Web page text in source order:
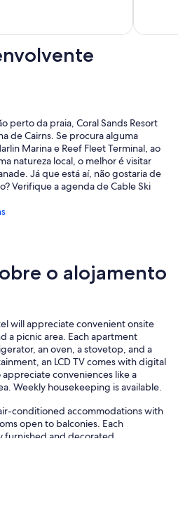
perto da praia, Coral Sands Resort
de Cairns. Se procura alguma
Marina e Reef Fleet Terminal, ao
natureza local, o melhor é visitar
Já que está aí, não gostaria de
Verifique a agenda de Cable Ski
o alojamento
will appreciate convenient onsite
a picnic area. Each apartment
an oven, a stovetop, and a
an LCD TV comes with digital
conveniences like a
Weekly housekeeping is available.
conditioned accommodations with
open to balconies. Each
furnished and decorated.
shower/tub combinations,
dryers.